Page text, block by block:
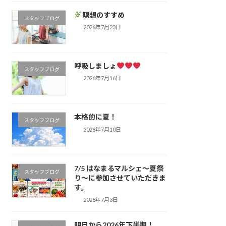
スタッフブログ 瞑想のすすめ
2026年7月23日
スタッフブログ 呼吸しましょ
2026年7月16日
スタッフブログ 本格的に夏！
2026年7月10日
スタッフブログ
7/5 はなまるマルシェ～夏祭
り～に参加させていただきま
す。
2026年7月3日